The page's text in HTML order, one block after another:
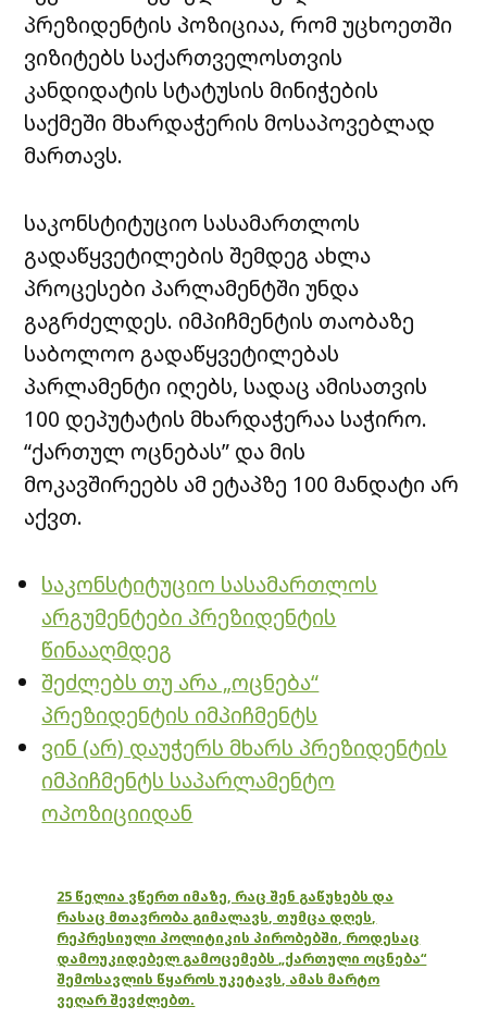
პრეზიდენტის პოზიციაა, რომ უცხოეთში
ვიზიტებს საქართველოსთვის
კანდიდატის სტატუსის მინიჭების
საქმეში მხარდაჭერის მოსაპოვებლად
მართავს.
საკონსტიტუციო სასამართლოს
გადაწყვეტილების შემდეგ ახლა
პროცესები პარლამენტში უნდა
გაგრძელდეს. იმპიჩმენტის თაობაზე
საბოლოო გადაწყვეტილებას
პარლამენტი იღებს, სადაც ამისათვის
100 დეპუტატის მხარდაჭერაა საჭირო.
“ქართულ ოცნებას” და მის
მოკავშირეებს ამ ეტაპზე 100 მანდატი არ
აქვთ.
საკონსტიტუციო სასამართლოს
არგუმენტები პრეზიდენტის
წინააღმდეგ
შეძლებს თუ არა „ოცნება“
პრეზიდენტის იმპიჩმენტს
ვინ (არ) დაუჭერს მხარს პრეზიდენტის
იმპიჩმენტს საპარლამენტო
ოპოზიციიდან
25 წელია ვწერთ იმაზე, რაც შენ გაწუხებს და
რასაც მთავრობა გიმალავს, თუმცა დღეს,
რეპრესიული პოლიტიკის პირობებში, როდესაც
დამოუკიდებელ გამოცემებს „ქართული ოცნება“
შემოსავლის წყაროს უკეტავს, ამას მარტო
ვეღარ შევძლებთ.